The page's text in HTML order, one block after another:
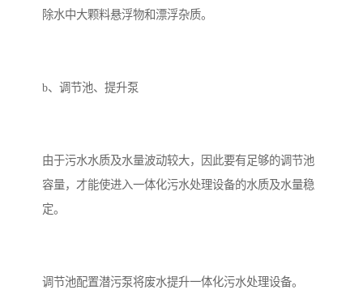
除水中大颗料悬浮物和漂浮杂质。
b、调节池、提升泵
由于污水水质及水量波动较大，因此要有足够的调节池
容量，才能使进入一体化污水处理设备的水质及水量稳
定。
调节池配置潜污泵将废水提升一体化污水处理设备。